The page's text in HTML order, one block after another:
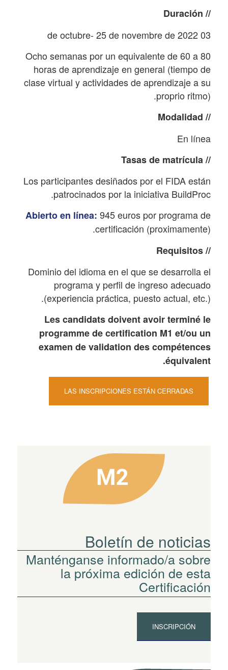
// Duración
03 de octubre- 25 de novembre de 2022
Ocho semanas por un equivalente de 60 a 80
horas de aprendizaje en general (tiempo de
clase virtual y actividades de aprendizaje a su
proprio ritmo).
// Modalidad
En línea
// Tasas de matrícula
Los participantes desiñados por el FIDA están
patrocinados por la iniciativa BuildProc.
Abierto en línea:945 euros por programa de
certificación (proximamente).
// Requisitos
Dominio del idioma en el que se desarrolla el
programa y perfil de ingreso adecuado
(experiencia práctica, puesto actual, etc.).
Les candidats doivent avoir terminé le
programme de certification M1 et/ou un
examen de validation des compétences
équivalent.
LAS INSCRIPCIONES ESTÁN CERRADAS
Boletín de noticias
Manténganse informado/a sobre
la próxima edición de esta
Certificación
INSCRIPCIÓN